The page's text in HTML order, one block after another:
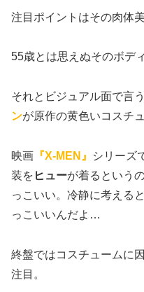
注目ポイントはその肉体美
55歳とは思えぬそのボデ
それとビジュアル面で言
ンが原作の黄色いコスチ
映画 『X-MEN』
シリーズ
装を ヒューが着るという
っこいい。冷静に考える
っこいいんだよ…
終盤ではコスチュームに
注目。